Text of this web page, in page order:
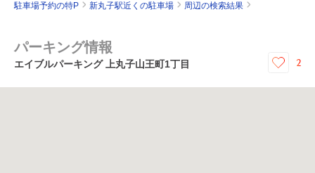
駐車場予約の特P 新丸子駅近くの駐車場 周辺の検索結果
パーキング情報
エイブルパーキング 上丸子山王町1丁目 2